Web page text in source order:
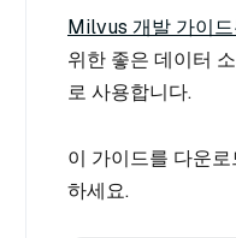
Milvus 개발 가이
위한 좋은 데이터
로 사용합니다.
이 가이드를 다운
하세요.